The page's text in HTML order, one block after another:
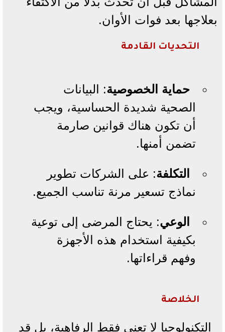
بعلاجها بعد فوات الأوان.
التحديات القادمة
حماية الخصوصية: البيانات
الصحية شديدة الحساسية، ويجب
أن تكون هناك قوانين صارمة
تضمن أمنها.
التكلفة: على الشركات تطوير
نماذج تسعير مرنة تناسب الجميع.
الوعي: يحتاج المرضى إلى توعية
بكيفية استخدام هذه الأجهزة
وفهم قراءاتها.
الخلاصة
التكنولوجيا لا تعني فقط الرفاهية، بل قد